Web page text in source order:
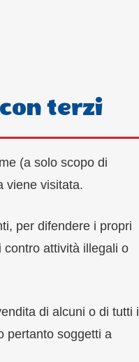
terzi
(a solo scopo di
viene visitata.
per difendere i propri
attività illegali o
di alcuni o di tutti i
pertanto soggetti a